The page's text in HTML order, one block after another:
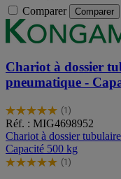
Comparer Comparer
Chariot à dossier
pneumatique -
(1)
5.0
sur
5
étoiles.
1
Réf. : MIG4698952
Chariot à dossier
Capacité 500 kg
(1)
5.0